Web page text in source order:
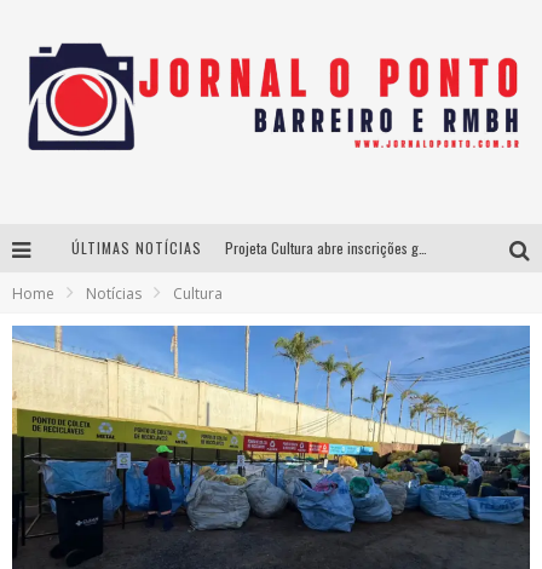
ÚLTIMAS NOTÍCIAS Projeta Cultura abre inscrições gratuitas em São João del-Rei para oficinas de elaboração de projetos culturais e inteligência artificial
Exposete 2026 já vendeu 70% dos ingressos a pouco mais de um mês do evento
Home Notícias Cultura